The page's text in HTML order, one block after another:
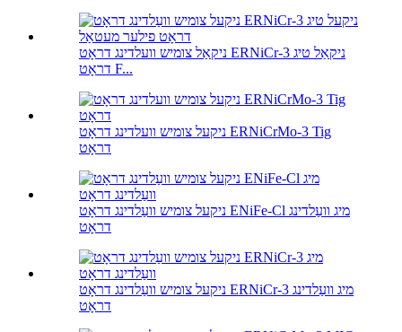
ניקאַל צומיש וועלדינג דראָט ERNiCr-3 ניקאַל טיג
דראָט F...
ניקעל צומיש וועלדינג דראָט ERNiCrMo-3 Tig
דראָט
ניקעל צומיש וועַלדינג דראָט ENiFe-Cl מיג וועַלדינג
דראָט
ניקעל צומיש וועַלדינג דראָט ERNiCr-3 מיג וועַלדינג
דראָט